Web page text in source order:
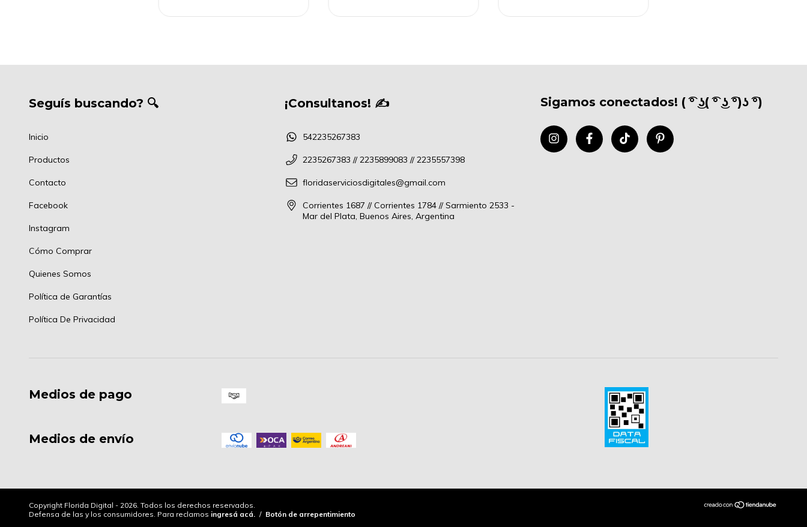
Seguís buscando? 🔍
Inicio
Productos
Contacto
Facebook
Instagram
Cómo Comprar
Quienes Somos
Política de Garantías
Política De Privacidad
¡Consultanos! ✍
542235267383
2235267383 // 2235899083 // 2235557398
floridaserviciosdigitales@gmail.com
Corrientes 1687 // Corrientes 1784 // Sarmiento 2533 -
Mar del Plata, Buenos Aires, Argentina
Sigamos conectados! ( ͡° ͜ʖ( ͡° ͜ʖ ͡°)ʖ ͡°)
Medios de pago
Medios de envío
Copyright Florida Digital - 2026. Todos los derechos reservados.
Defensa de las y los consumidores. Para reclamos ingresá acá. / Botón de arrepentimiento